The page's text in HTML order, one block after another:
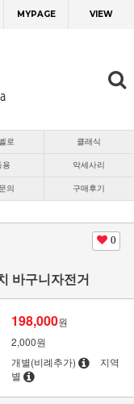
MYPAGE VIEW
로 클래식
용 악세사리
의 구매후기
0
바구니자전거
198,000원
2,000원
개별(비례추가)
지역
별